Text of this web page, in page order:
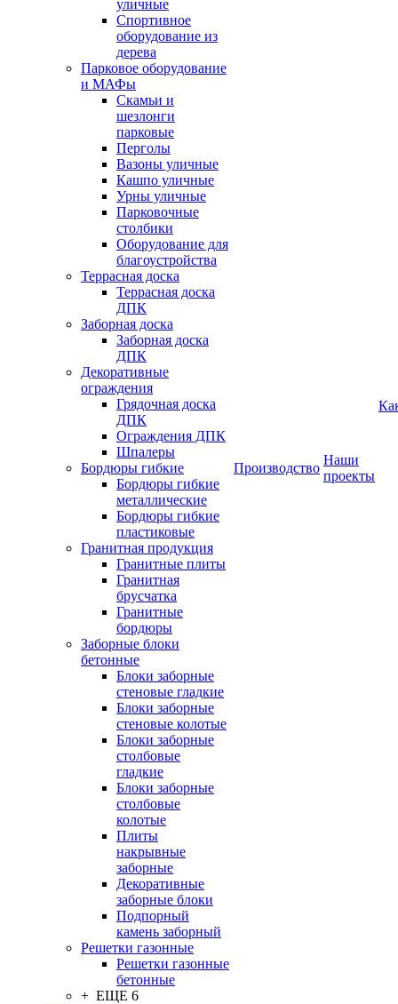
уличные
Спортивное
оборудование из
дерева
Парковое оборудование
и МАФы
Скамьи и
шезлонги
парковые
Перголы
Вазоны уличные
Кашпо уличные
Урны уличные
Парковочные
столбики
Оборудование для
благоустройства
Террасная доска
Террасная доска
ДПК
Заборная доска
Заборная доска
ДПК
Декоративные
ограждения
Грядочная доска
ДПК
Ограждения ДПК
Шпалеры
Бордюры гибкие
Бордюры гибкие
металлические
Бордюры гибкие
пластиковые
Гранитная продукция
Гранитные плиты
Гранитная
брусчатка
Гранитные
бордюры
Заборные блоки
бетонные
Блоки заборные
стеновые гладкие
Блоки заборные
стеновые колотые
Блоки заборные
столбовые
гладкие
Блоки заборные
столбовые
колотые
Плиты
накрывные
заборные
Декоративные
заборные блоки
Подпорный
камень заборный
Решетки газонные
Решетки газонные
бетонные
+ ЕЩЕ 6
Производство
Наши
проекты